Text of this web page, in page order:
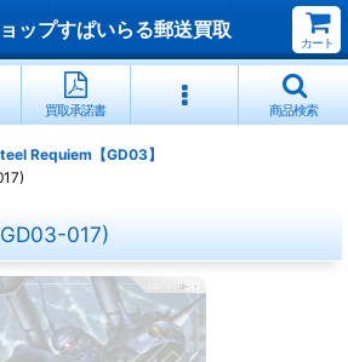
ップすぱいらる郵送買取
カート
買取承諾書 商品検索
Requiem【GD03】
017)